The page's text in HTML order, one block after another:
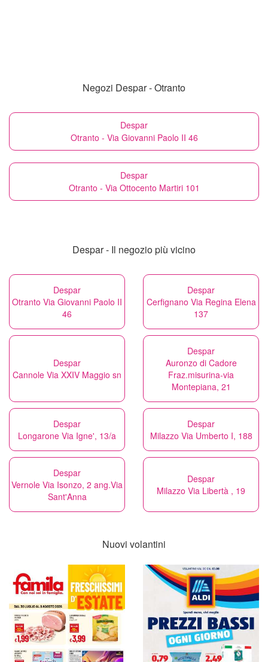
Negozi Despar - Otranto
Despar
Otranto - Via Giovanni Paolo II 46
Despar
Otranto - Via Ottocento Martiri 101
Despar - Il negozio più vicino
Despar
Otranto Via Giovanni Paolo II
46
Despar
Cerfignano Via Regina Elena
137
Despar
Cannole Via XXIV Maggio sn
Despar
Auronzo di Cadore
Fraz.misurina-via
Montepiana, 21
Despar
Longarone Via Igne', 13/a
Despar
Milazzo Via Umberto I, 188
Despar
Vernole Via Isonzo, 2 ang.Via
Sant'Anna
Despar
Milazzo Via Libertà , 19
Nuovi volantini